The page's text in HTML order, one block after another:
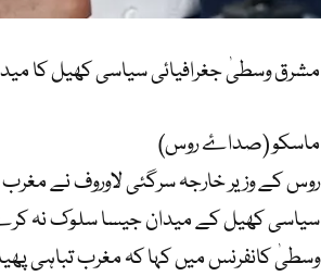
مشرق وسطیٰ جغرافیائی سیاسی کھیل کا
ماسکو (صداۓ روس)
روس کے وزیر خارجہ سرگئی لاوروف نے
وسطیٰ کانفرنس میں کہا کہ مغرب تباہی